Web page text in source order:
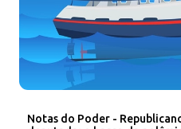
Notas do Poder -